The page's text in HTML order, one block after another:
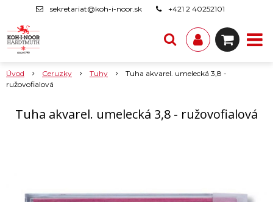
sekretariat@koh-i-noor.sk +421 2 40252101
Úvod Ceruzky Tuhy
Tuha akvarel. umelecká 3,8 -
ružovofialová
Tuha akvarel. umelecká 3,8 - ružovofialová